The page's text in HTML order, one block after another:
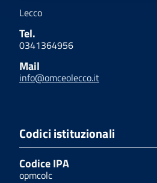
Lecco
Tel.
0341364956
Mail
info@omceolecco.it
Codici istituzionali
Codice IPA
opmcolc